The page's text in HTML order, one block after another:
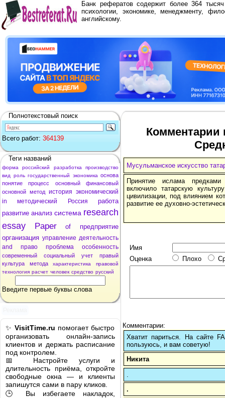
Банк рефератов содержит более 364
психологии, экономике, менеджменту,
английскому.
Полнотекстовый поиск
Всего работ: 364139
Теги названий
форма российский разработка
производство
вид
роль государственный экономика основа
понятие
процесс основный
финансовый
основной метод история экономический
in
методический Россия
работа
развитие анализ система research
essay
Paper of
предприятие
организация управление деятельность
and
право проблема особенность
современный социальный учет
правый
культура
метода характеристика
правовой
технология расчет человек средство русский
Введите первые буквы слова
✨ VisitTime.ru помогает быстро
организовать онлайн-запись
клиентов и держать расписание
под контролем.
📅 Настройте услуги и
длительность приёма, откройте
свободные окна — и клиенты
запишутся сами в пару кликов.
🕒 Вы избегаете накладок,
Комментарии
Мусульманское искусство
Принятие ислама
включило татарскую
цивилизации, под влиянием
развитие ее духовно-
Имя
Оценка
Плохо
Комментарии:
Хватит париться. На сайте
пользуюсь, и вам советую!
Никита
.